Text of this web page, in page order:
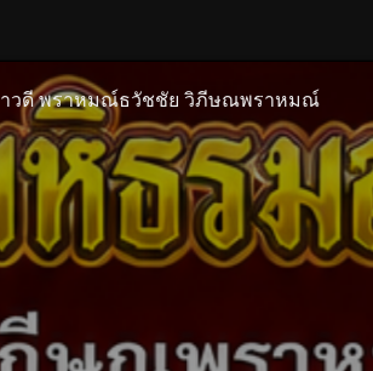
วดี พราหมณ์ธวัชชัย วิภีษณพราหมณ์